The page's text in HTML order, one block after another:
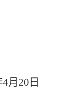
4月 20 日